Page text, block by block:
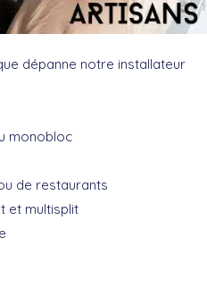
dépanne notre installateur
monobloc
de restaurants
et multisplit